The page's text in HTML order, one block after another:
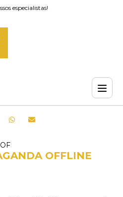
especialistas!
INDOOR_ONDE
OFFLINE